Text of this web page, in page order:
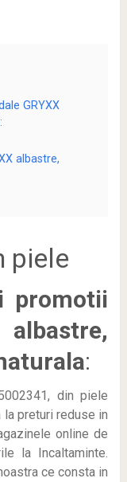
GRYXX
albastre,
piele
promotii
:
din piele
la preturi reduse in
online de
la Incaltaminte.
ce consta in